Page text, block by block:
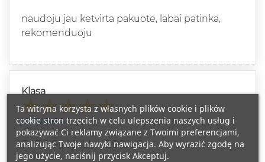
naudoju jau ketvirta pakuote, labai patinka,
rekomenduoju
Klasa
NATALIJA
2022-02-15
PATEISINO LUKESCIUS
Ta witryna korzysta z własnych plików cookie i plików
cookie stron trzecich w celu ulepszenia naszych usług i
pokazywać Ci reklamy związane z Twoimi preferencjami,
analizując Twoje nawyki nawigacja. Aby wyrazić zgodę na
jego użycie, naciśnij przycisk Akceptuj.